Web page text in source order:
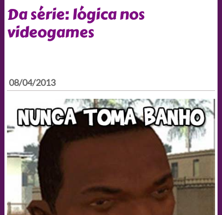
Da série: lógica nos
videogames
08/04/2013